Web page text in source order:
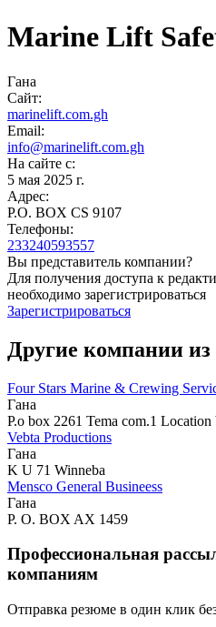
Marine Lift
Гана
Сайт:
marinelift.com.gh
Email:
info@marinelift.com.gh
На сайте с:
5 мая 2025 г.
Адрес:
P.O. BOX CS 9107
Телефоны:
233240593557
Вы представитель компании?
Для получения доступа к
необходимо зарегистрироваться
Зарегистрироваться
Другие компании из
Four Stars Marine & Crewing
Гана
P.o box 2261 Tema com.1 Location
Vebta Productions
Гана
K U 71 Winneba
Mensco General Busineess
Гана
P. O. BOX AX 1459
Профессиональная
компаниям
Отправка резюме в один клик